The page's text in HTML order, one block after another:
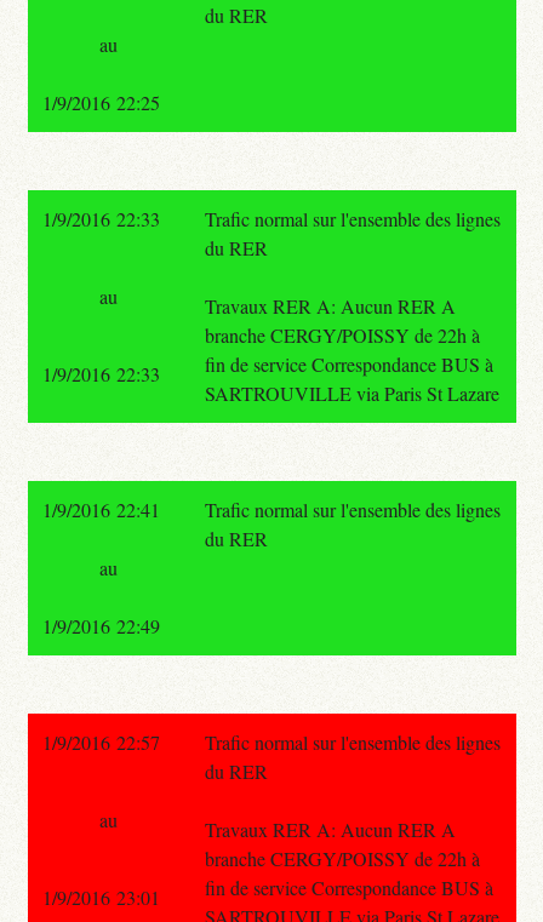
du RER
au
1/9/2016 22:25
1/9/2016 22:33
Trafic normal sur l'ensemble des lignes
du RER
Travaux RER A: Aucun RER A
branche CERGY/POISSY de 22h à
fin de service Correspondance BUS à
SARTROUVILLE via Paris St Lazare
au
1/9/2016 22:33
1/9/2016 22:41
Trafic normal sur l'ensemble des lignes
du RER
au
1/9/2016 22:49
1/9/2016 22:57
Trafic normal sur l'ensemble des lignes
du RER
Travaux RER A: Aucun RER A
branche CERGY/POISSY de 22h à
fin de service Correspondance BUS à
SARTROUVILLE via Paris St Lazare
au
1/9/2016 23:01